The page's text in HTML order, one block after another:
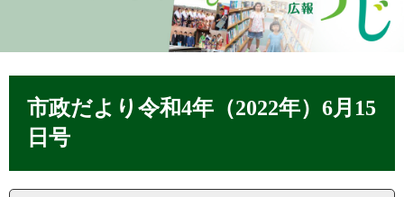
文
市政だより令和4年（2022年）6月15
日号